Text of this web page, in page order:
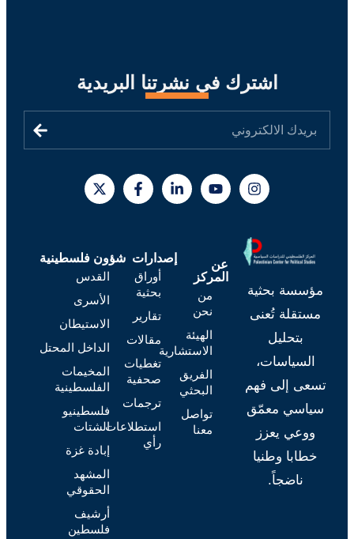
اشترك في نشرتنا البريدية
مؤسسة بحثية
مستقلة تُعنى
بتحليل
السياسات،
تسعى إلى فهم
سياسي معمّق
ووعي يعزز
خطابا وطنيا
ناضجاً.
عن
المركز
من
نحن
الهيئة
الاستشارية
الفريق
البحثي
تواصل
معنا
إصدارات
أوراق
بحثية
تقارير
مقالات
تغطيات
صحفية
ترجمات
استطلاعات
رأي
شؤون فلسطينية
القدس
الأسرى
الاستيطان
الداخل المحتل
المخيمات
الفلسطينية
فلسطينيو
الشتات
إبادة غزة
المشهد
الحقوقي
أرشيف
فلسطين